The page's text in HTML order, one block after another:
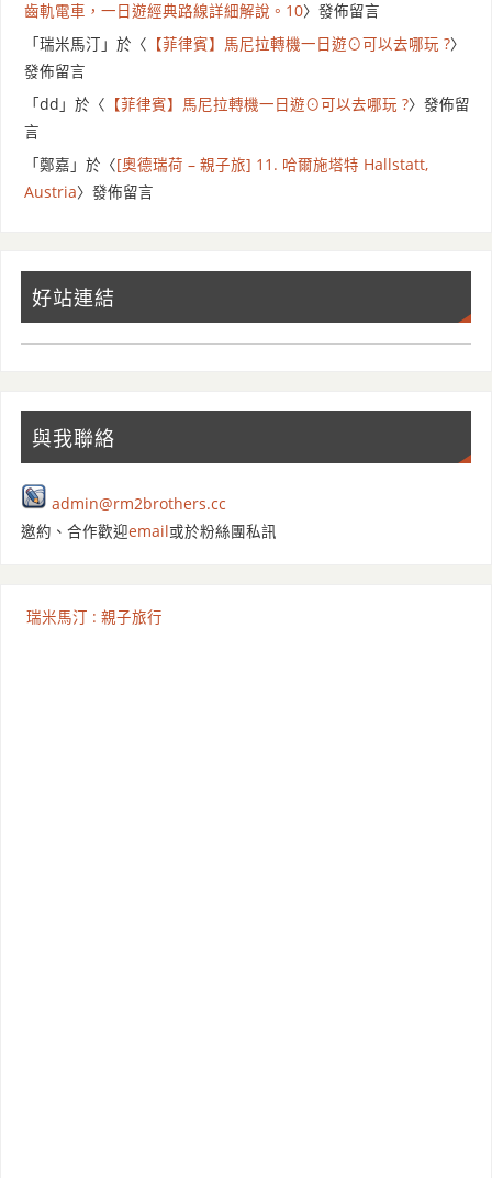
齒軌電車，一日遊經典路線詳細解說。10〉發佈留言
「瑞米馬汀 」於〈 【菲律賓】馬尼拉轉機一日遊⊙可以去哪玩 ?〉
發佈留言
「dd 」於〈 【菲律賓】馬尼拉轉機一日遊⊙可以去哪玩 ?〉發佈留
言
「鄭嘉 」於〈[奧德瑞荷 – 親子旅] 11. 哈爾施塔特 Hallstatt,
Austria〉發佈留言
好站連結
與我聯絡
admin@rm2brothers.cc
邀約、合作歡迎email或於粉絲團私訊
瑞米馬汀 : 親子旅行